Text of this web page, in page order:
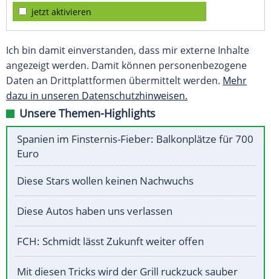
jetzt aktivieren
Ich bin damit einverstanden, dass mir externe Inhalte
angezeigt werden. Damit können personenbezogene
Daten an Drittplattformen übermittelt werden. Mehr
dazu in unseren Datenschutzhinweisen.
Unsere Themen-Highlights
Spanien im Finsternis-Fieber: Balkonplätze für 700
Euro
Diese Stars wollen keinen Nachwuchs
Diese Autos haben uns verlassen
FCH: Schmidt lässt Zukunft weiter offen
Mit diesen Tricks wird der Grill ruckzuck sauber